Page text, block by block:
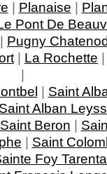
| Planaise |
Pont De
| Pugny
| La Rochette
|
| Saint
Saint Alban
Saint Beron |
| Saint
Foy